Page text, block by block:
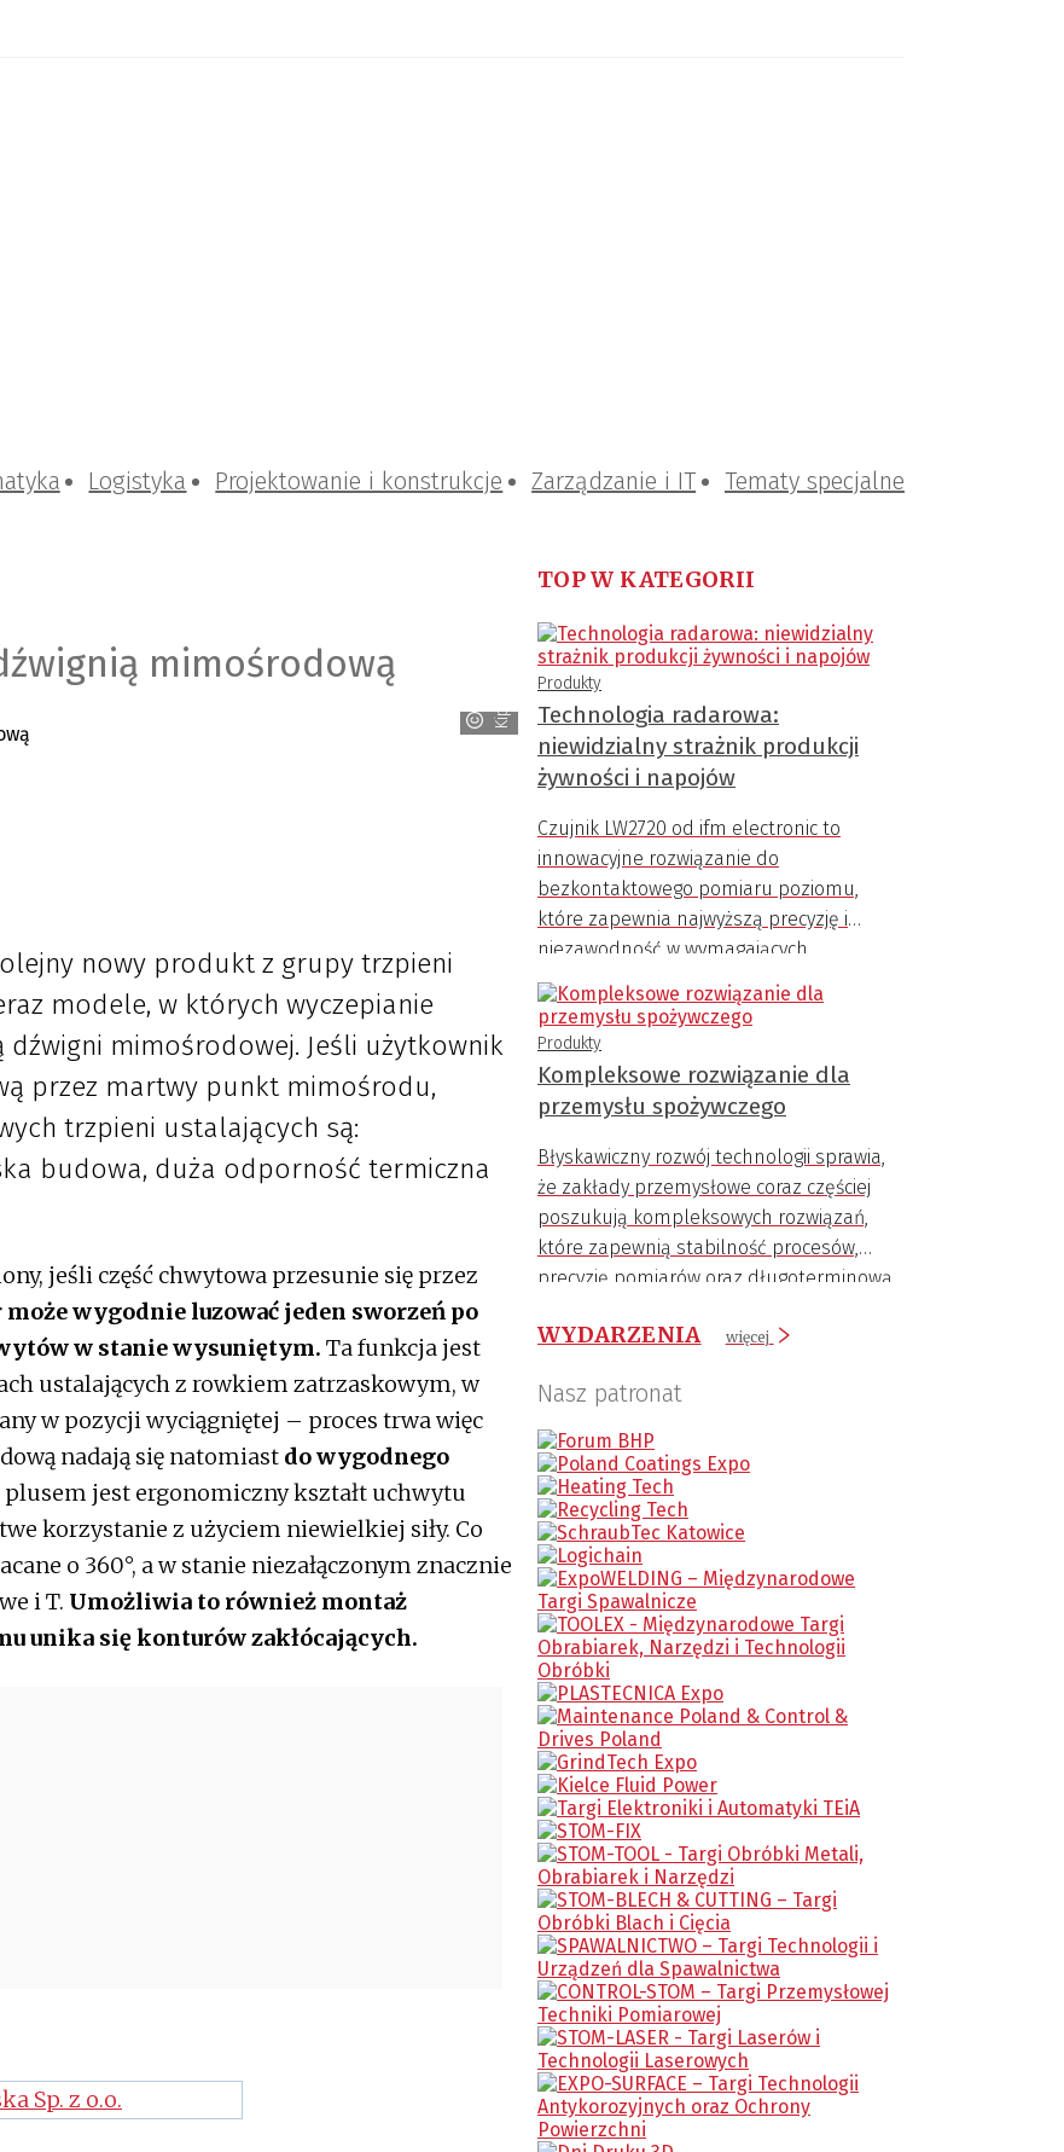
Logistyka Projektowanie i konstrukcje Zarządzanie i IT Tematy specjalne
mimośrodową
Kipp
nowy produkt z grupy trzpieni
modele, w których wyczepianie
mimośrodowej. Jeśli użytkownik
przez martwy punkt mimośrodu,
trzpieni ustalających są:
budowa, duża odporność termiczna
jeśli część chwytowa przesunie się przez
może wygodnie luzować jeden sworzeń po
w stanie wysuniętym. Ta funkcja jest
ustalających z rowkiem zatrzaskowym, w
w pozycji wyciągniętej – proces trwa więc
nadają się natomiast do wygodnego
jest ergonomiczny kształt uchwytu
korzystanie z użyciem niewielkiej siły. Co
o 360°, a w stanie niezałączonym znacznie
i T. Umożliwia to również montaż
unika się konturów zakłócających.
TOP W KATEGORII
Produkty
Technologia radarowa:
niewidzialny strażnik produkcji
żywności i napojów
Czujnik LW2720 od ifm electronic to
innowacyjne rozwiązanie do
bezkontaktowego pomiaru poziomu,
które zapewnia najwyższą precyzję i
niezawodność w wymagających
warunkach przemysłowych.
Produkty
Kompleksowe rozwiązanie dla
przemysłu spożywczego
Błyskawiczny rozwój technologii sprawia,
że zakłady przemysłowe coraz częściej
poszukują kompleksowych rozwiązań,
które zapewnią stabilność procesów,
precyzję pomiarów oraz długoterminową
WYDARZENIA więcej
Nasz patronat